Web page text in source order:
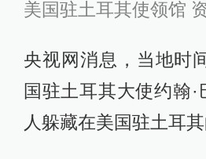
美国驻土耳其使领馆
央视网消息，当地时
国驻土耳其大使约翰
人躲藏在美国驻土耳其